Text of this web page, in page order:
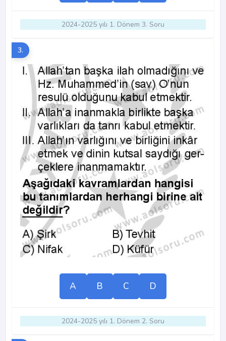
2024-2025 yılı 1. Dönem 3. Soru
3.
A B C D
2024-2025 yılı 1. Dönem 2. Soru